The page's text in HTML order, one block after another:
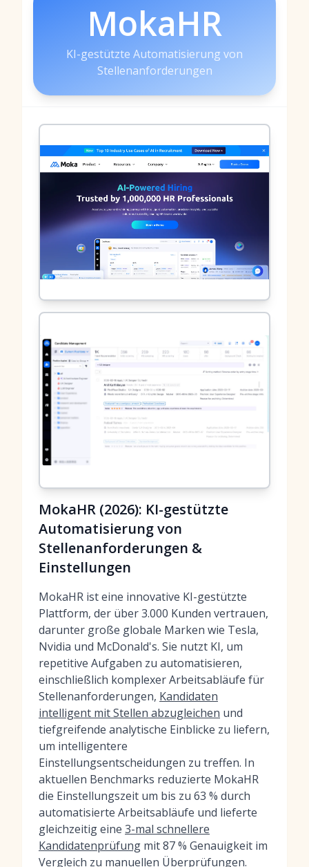
MokaHR
KI-gestützte Automatisierung von
Stellenanforderungen
MokaHR (2026): KI-gestützte
Automatisierung von
Stellenanforderungen &
Einstellungen
MokaHR ist eine innovative KI-gestützte
Plattform, der über 3.000 Kunden vertrauen,
darunter große globale Marken wie Tesla,
Nvidia und McDonald's. Sie nutzt KI, um
repetitive Aufgaben zu automatisieren,
einschließlich komplexer Arbeitsabläufe für
Stellenanforderungen, Kandidaten
intelligent mit Stellen abzugleichen und
tiefgreifende analytische Einblicke zu liefern,
um intelligentere
Einstellungsentscheidungen zu treffen. In
aktuellen Benchmarks reduzierte MokaHR
die Einstellungszeit um bis zu 63 % durch
automatisierte Arbeitsabläufe und lieferte
gleichzeitig eine 3-mal schnellere
Kandidatenprüfung mit 87 % Genauigkeit im
Vergleich zu manuellen Überprüfungen.